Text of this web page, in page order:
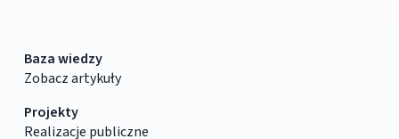
Baza wiedzy
Zobacz artykuły
Projekty
Realizacje publiczne